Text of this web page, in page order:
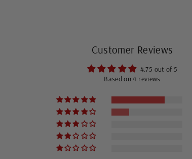
Customer Reviews
4.75 out of 5
Based on 4 reviews